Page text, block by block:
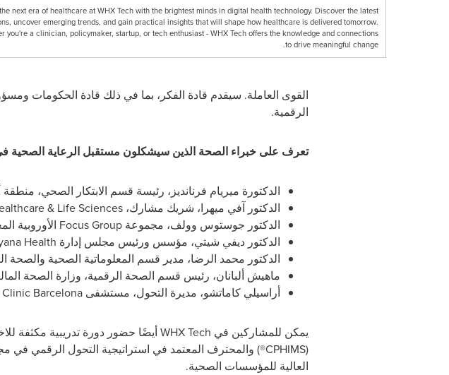
next era of healthcare at WHX Tech with the brightest minds in digital health technology. Discover the latest
uncover emerging trends, and gain practical insights that will shape how healthcare is delivered tomorrow.
you're a clinician, policymaker, startup, or tech enthusiast - WHX Tech offers the knowledge and connections
to drive meaningful change.
القوى العاملة. سيقدم قادة الفكر، بما في ذلك قادة الحكومات
الرقمية.
تعرف على خبراء الصحة الذين سيشكلون مستقبل الرعاية الصحية
الدكتورة ميريام فرنانديز، رئيسة قسم الابتكار الصحي،
الدكتور آفي ميهرا، شريك مشارك،& Life Sciences
الدكتور جوستوس وولف، مجموعةFocus Group الأوروبية
الدكتور ديفي شيتي، مؤسس ورئيس مجلس إدارة Health
الدكتور محمد الرضا، مدير قسم المعلوماتية الصحية والصحة
ماهيش ألبانان، رئيس قسم الصحة الرقمية، وزارة الصحة
أراسيلي كاماتشو، مديرة التحول، مستشفىBarcelona
يمكن للمشاركين في WHX Techأيضًا حضور دورة تدريبية مكثفة
(
CPHIMS®) والمحترف المعتمد في استراتيجية التحول الرقمي في
العالية للمؤسسات الصحية.